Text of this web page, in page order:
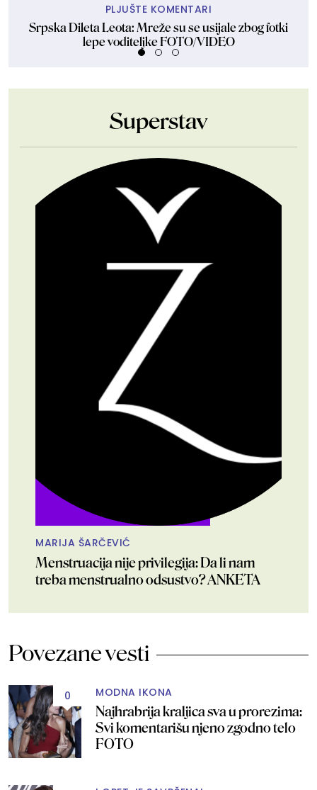
PLJUŠTE KOMENTARI
Srpska Dileta Leota: Mreže su se usijale zbog fotki
lepe voditeljke FOTO/VIDEO
Superstav
MARIJA ŠARČEVIĆ
Menstruacija nije privilegija: Da li nam
treba menstrualno odsustvo? ANKETA
Povezane vesti
0 MODNA IKONA
Najhrabrija kraljica sva u prorezima:
Svi komentarišu njeno zgodno telo
FOTO